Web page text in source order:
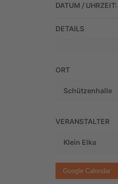
DATUM / UHRZEIT:
DETAILS
ORT
Schützenhalle
VERANSTALTER
Klein Elka
Google Calendar